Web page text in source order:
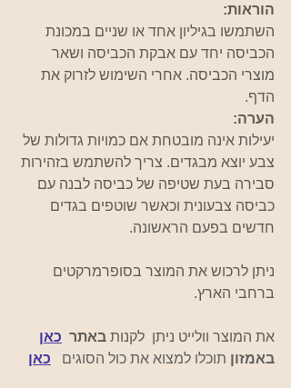
הוראות:
השתמשו בגיליון אחד או שניים במכונת
הכביסה יחד עם אבקת הכביסה ושאר
מוצרי הכביסה. אחרי השימוש לזרוק את
הדף.
הערה:
יעילות אינה מובטחת אם כמויות גדולות של
צבע יוצא מבגדים. צריך להשתמש בזהירות
סבירה בעת שטיפה של כביסה לבנה עם
כביסה צבעונית וכאשר שוטפים בגדים
חדשים בפעם הראשונה.
ניתן לרכוש את המוצר בסופרמרקטים
ברחבי הארץ.
את המוצר וולייט ניתן  לקנות באתר כאן
באמזון תוכלו למצוא את כול הסוגים כאן